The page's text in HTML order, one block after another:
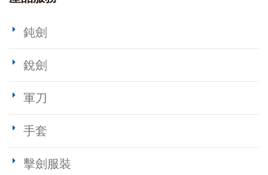
鈍劍
銳劍
軍刀
手套
擊劍服裝